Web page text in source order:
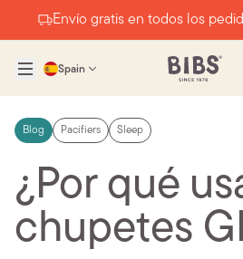
Envío gratis en todos los
Spain
Blog Pacifiers Sleep
¿Por qué
chupetes